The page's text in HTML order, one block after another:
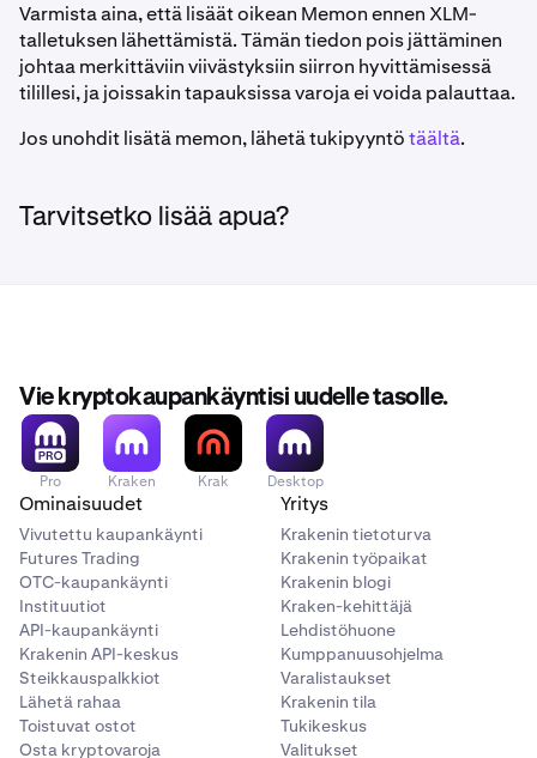
Varmista aina, että lisäät oikean Memon ennen XLM-
talletuksen lähettämistä. Tämän tiedon pois jättäminen
johtaa merkittäviin viivästyksiin siirron hyvittämisessä
tilillesi, ja joissakin tapauksissa varoja ei voida palauttaa.
Jos unohdit lisätä memon, lähetä tukipyyntötäältä.
Tarvitsetko lisää apua?
Vie kryptokaupankäyntisi uudelle tasolle.
Pro Kraken Krak Desktop
Ominaisuudet
Vivutettu kaupankäynti
Futures Trading
OTC-kaupankäynti
Instituutiot
API-kaupankäynti
Krakenin API-keskus
Steikkauspalkkiot
Lähetä rahaa
Toistuvat ostot
Osta kryptovaroja
Yritys
Krakenin tietoturva
Krakenin työpaikat
Krakenin blogi
Kraken-kehittäjä
Lehdistöhuone
Kumppanuusohjelma
Varalistaukset
Krakenin tila
Tukikeskus
Valitukset